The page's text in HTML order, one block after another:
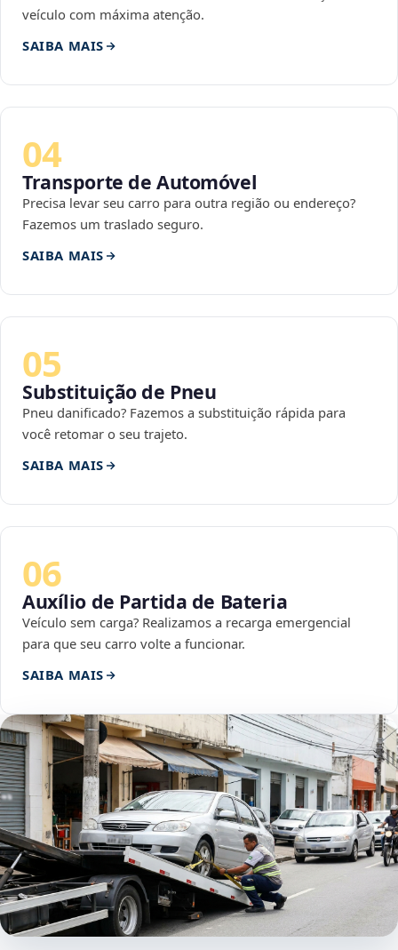
veículo com máxima atenção.
SAIBA MAIS
04
Transporte de Automóvel
Precisa levar seu carro para outra região ou endereço?
Fazemos um traslado seguro.
SAIBA MAIS
05
Substituição de Pneu
Pneu danificado? Fazemos a substituição rápida para
você retomar o seu trajeto.
SAIBA MAIS
06
Auxílio de Partida de Bateria
Veículo sem carga? Realizamos a recarga emergencial
para que seu carro volte a funcionar.
SAIBA MAIS